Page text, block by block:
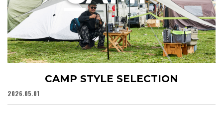
CAMP STYLE SELECTION
2026.05.01